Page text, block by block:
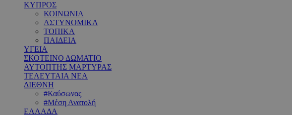
ΚΥΠΡΟΣ
ΚΟΙΝΩΝΙΑ
ΑΣΤΥΝΟΜΙΚΑ
ΤΟΠΙΚΑ
ΠΑΙΔΕΙΑ
ΥΓΕΙΑ
ΣΚΟΤΕΙΝΟ ΔΩΜΑΤΙΟ
ΑΥΤΟΠΤΗΣ ΜΑΡΤΥΡΑΣ
ΤΕΛΕΥΤΑΙΑ ΝΕΑ
ΔΙΕΘΝΗ
#Καύσωνας
#Μέση Ανατολή
ΕΛΛΑΔΑ